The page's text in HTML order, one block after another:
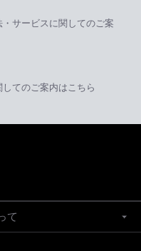
サービスに関してのご案
てのご案内はこちら
て